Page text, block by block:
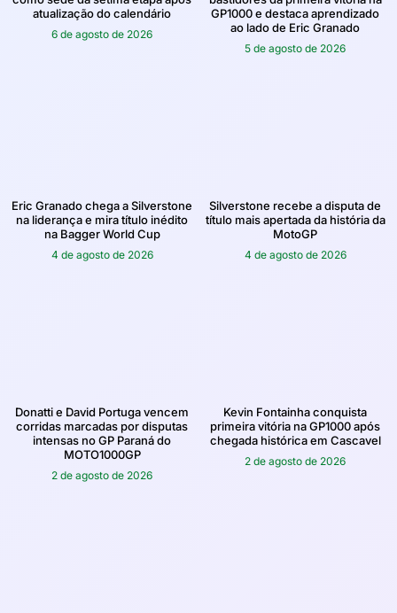
atualização do calendário
6 de agosto de 2026
GP1000 e destaca aprendizado
ao lado de Eric Granado
5 de agosto de 2026
Eric Granado chega a Silverstone
na liderança e mira título inédito
na Bagger World Cup
4 de agosto de 2026
Silverstone recebe a disputa de
título mais apertada da história da
MotoGP
4 de agosto de 2026
Donatti e David Portuga vencem
corridas marcadas por disputas
intensas no GP Paraná do
MOTO1000GP
2 de agosto de 2026
Kevin Fontainha conquista
primeira vitória na GP1000 após
chegada histórica em Cascavel
2 de agosto de 2026